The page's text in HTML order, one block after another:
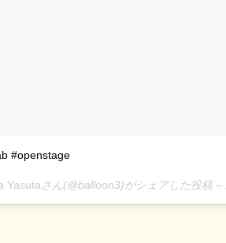
#openstage
Yasutaさん(@balloon3)がシェアした投稿 –